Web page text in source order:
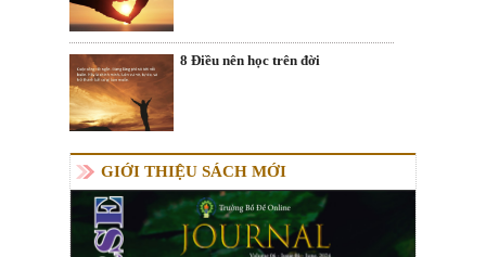
8 Điều nên học trên đời
GIỚI THIỆU SÁCH MỚI